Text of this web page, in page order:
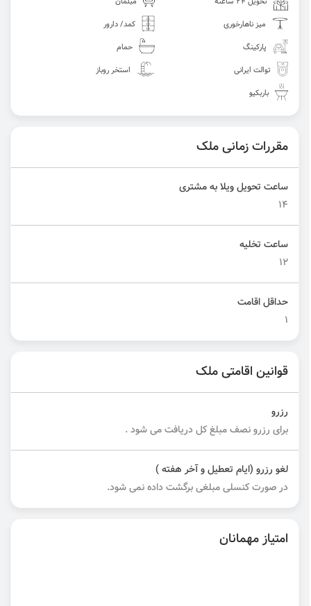
میز ناهارخوری
کمد/ دارور
پارکینگ
حمام
توالت ایرانی
استخر روباز
باربکیو
مقررات زمانی ملک
ساعت تحویل ویلا به مشتری
14
ساعت تخلیه
12
حداقل اقامت
1
قوانین اقامتی ملک
رزرو
برای رزرو نصف مبلغ کل دریافت می شود .
لغو رزرو (ایام تعطیل و آخر هفته )
در صورت کنسلی مبلغی برگشت داده نمی شود.
امتیاز مهمانان